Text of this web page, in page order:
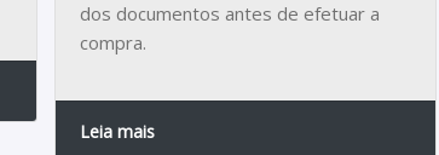
dos documentos antes de efetuar a
compra.
Leia mais